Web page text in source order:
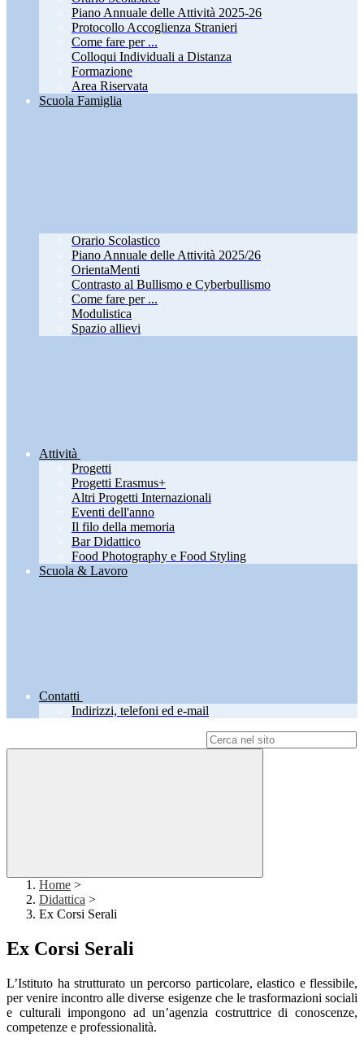
Piano Annuale delle Attività 2025-26
Protocollo Accoglienza Stranieri
Come fare per ...
Colloqui Individuali a Distanza
Formazione
Area Riservata
Scuola Famiglia
Orario Scolastico
Piano Annuale delle Attività 2025/26
OrientaMenti
Contrasto al Bullismo e Cyberbullismo
Come fare per ...
Modulistica
Spazio allievi
Attività
Progetti
Progetti Erasmus+
Altri Progetti Internazionali
Eventi dell'anno
Il filo della memoria
Bar Didattico
Food Photography e Food Styling
Scuola & Lavoro
Contatti
Indirizzi, telefoni ed e-mail
Home >
Didattica >
Ex Corsi Serali
Ex Corsi Serali
L’Istituto ha strutturato un percorso particolare, elastico e flessibile,
per venire incontro alle diverse esigenze che le trasformazioni sociali
e culturali impongono ad un’agenzia costruttrice di conoscenze,
competenze e professionalità.